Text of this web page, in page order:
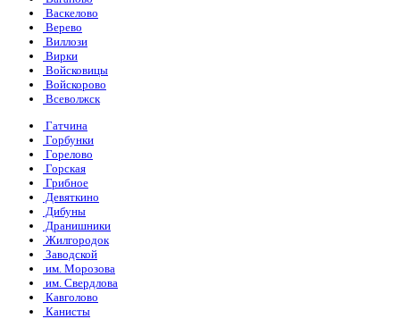
Васкелово
Верево
Виллози
Вирки
Войсковицы
Войскорово
Всеволжск
Гатчина
Горбунки
Горелово
Горская
Грибное
Девяткино
Дибуны
Дранишники
Жилгородок
Заводской
им. Морозова
им. Свердлова
Кавголово
Канисты